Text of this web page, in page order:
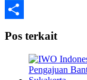
Telegram
Pos terkait